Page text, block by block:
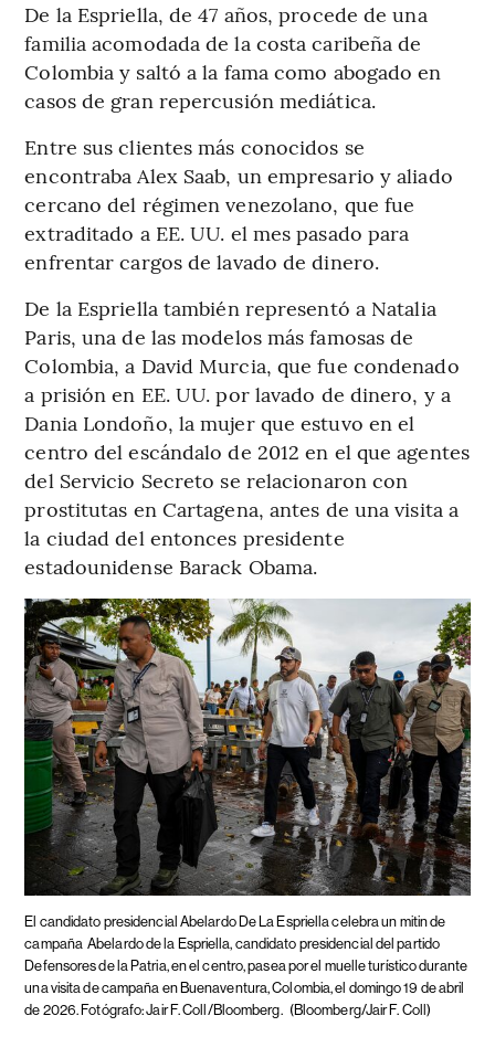
De la Espriella, de 47 años, procede de una
familia acomodada de la costa caribeña de
Colombia y saltó a la fama como abogado en
casos de gran repercusión mediática.
Entre sus clientes más conocidos se
encontraba Alex Saab, un empresario y aliado
cercano del régimen venezolano, que fue
extraditado a EE. UU. el mes pasado para
enfrentar cargos de lavado de dinero.
De la Espriella también representó a Natalia
Paris, una de las modelos más famosas de
Colombia, a David Murcia, que fue condenado
a prisión en EE. UU. por lavado de dinero, y a
Dania Londoño, la mujer que estuvo en el
centro del escándalo de 2012 en el que agentes
del Servicio Secreto se relacionaron con
prostitutas en Cartagena, antes de una visita a
la ciudad del entonces presidente
estadounidense Barack Obama.
El candidato presidencial Abelardo De La Espriella celebra un mitin de
campaña Abelardo de la Espriella, candidato presidencial del partido
Defensores de la Patria, en el centro, pasea por el muelle turístico durante
una visita de campaña en Buenaventura, Colombia, el domingo 19 de abril
de 2026. Fotógrafo: Jair F. Coll/Bloomberg. (Bloomberg/Jair F. Coll)